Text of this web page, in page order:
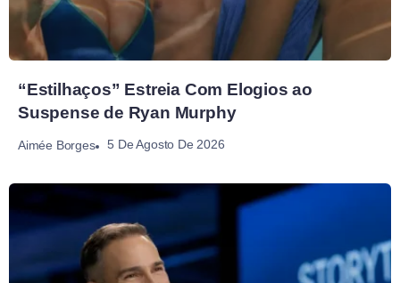
“Estilhaços” Estreia Com Elogios ao
Suspense de Ryan Murphy
Aimée Borges 5 De Agosto De 2026